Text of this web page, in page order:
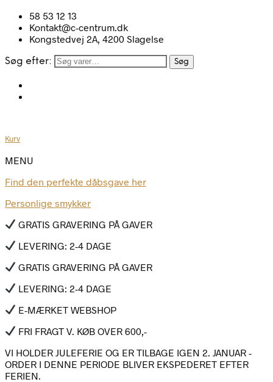
58 53 12 13
Kontakt@c-centrum.dk
Kongstedvej 2A, 4200 Slagelse
Søg efter: Søg
Kurv
MENU
Find den perfekte dåbsgave her
Personlige smykker
GRATIS GRAVERING PÅ GAVER
LEVERING: 2-4 DAGE
GRATIS GRAVERING PÅ GAVER
LEVERING: 2-4 DAGE
E-MÆRKET WEBSHOP
FRI FRAGT V. KØB OVER 600,-
VI HOLDER JULEFERIE OG ER TILBAGE IGEN 2. JANUAR -
ORDER I DENNE PERIODE BLIVER EKSPEDERET EFTER
FERIEN.